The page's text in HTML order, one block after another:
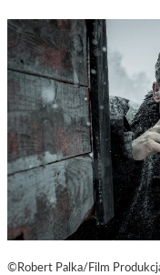
©Robert Palka/Film